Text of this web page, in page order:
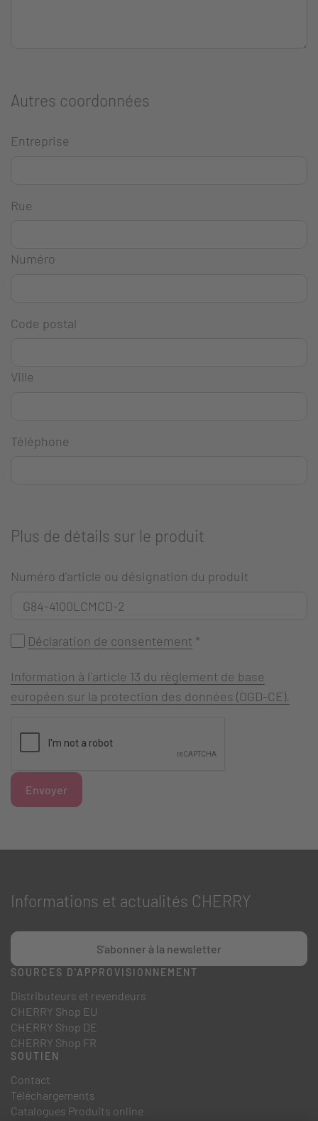
Autres coordonnées
Entreprise
Rue
Numéro
Code postal
Ville
Téléphone
Plus de détails sur le produit
Numéro d'article ou désignation du produit
Déclaration de consentement *
Information à l`article 13 du règlement de base
européen sur la protection des données (OGD-CE).
Envoyer
Informations et actualités CHERRY
S'abonner à la newsletter
SOURCES D'APPROVISIONNEMENT
Distributeurs et revendeurs
CHERRY Shop EU
CHERRY Shop DE
CHERRY Shop FR
SOUTIEN
Contact
Téléchargements
Catalogues Produits online